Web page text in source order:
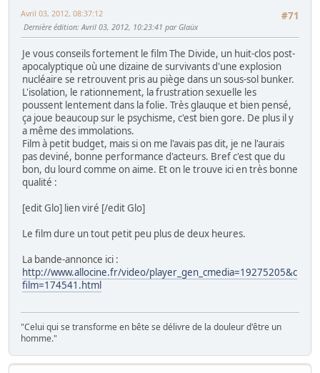
#71
Avril 03, 2012, 08:37:12
Dernière édition: Avril 03, 2012, 10:23:41 par Glaüx
Je vous conseils fortement le film The Divide, un huit-clos post-
apocalyptique où une dizaine de survivants d'une explosion
nucléaire se retrouvent pris au piège dans un sous-sol bunker.
L'isolation, le rationnement, la frustration sexuelle les
poussent lentement dans la folie. Très glauque et bien pensé,
ça joue beaucoup sur le psychisme, c'est bien gore. De plus il y
a même des immolations.
Film à petit budget, mais si on me l'avais pas dit, je ne l'aurais
pas deviné, bonne performance d'acteurs. Bref c'est que du
bon, du lourd comme on aime. Et on le trouve ici en très bonne
qualité :
[edit Glo] lien viré [/edit Glo]
Le film dure un tout petit peu plus de deux heures.
La bande-annonce ici :
http://www.allocine.fr/video/player_gen_cmedia=19275205&c
film=174541.html
"Celui qui se transforme en bête se délivre de la douleur d'être un
homme."